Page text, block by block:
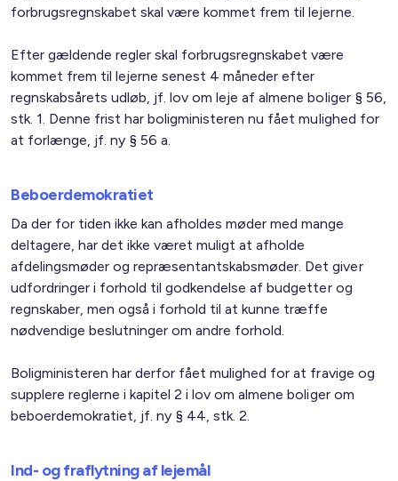
forbrugsregnskabet skal være kommet frem til lejerne.
Efter gældende regler skal forbrugsregnskabet være
kommet frem til lejerne senest 4 måneder efter
regnskabsårets udløb, jf. lov om leje af almene boliger § 56,
stk. 1. Denne frist har boligministeren nu fået mulighed for
at forlænge, jf. ny § 56 a.
Beboerdemokratiet
Da der for tiden ikke kan afholdes møder med mange
deltagere, har det ikke været muligt at afholde
afdelingsmøder og repræsentantskabsmøder. Det giver
udfordringer i forhold til godkendelse af budgetter og
regnskaber, men også i forhold til at kunne træffe
nødvendige beslutninger om andre forhold.
Boligministeren har derfor fået mulighed for at fravige og
supplere reglerne i kapitel 2 i lov om almene boliger om
beboerdemokratiet, jf. ny § 44, stk. 2.
Ind- og fraflytning af lejemål